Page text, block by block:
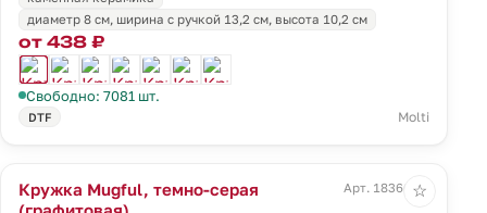
диаметр 8 см, ширина с ручкой 13,2 см, высота 10,2 см
от 438 ₽
Свободно: 7081 шт.
DTF Molti
Кружка Mugful, темно-серая
Арт. 18366.13
☆